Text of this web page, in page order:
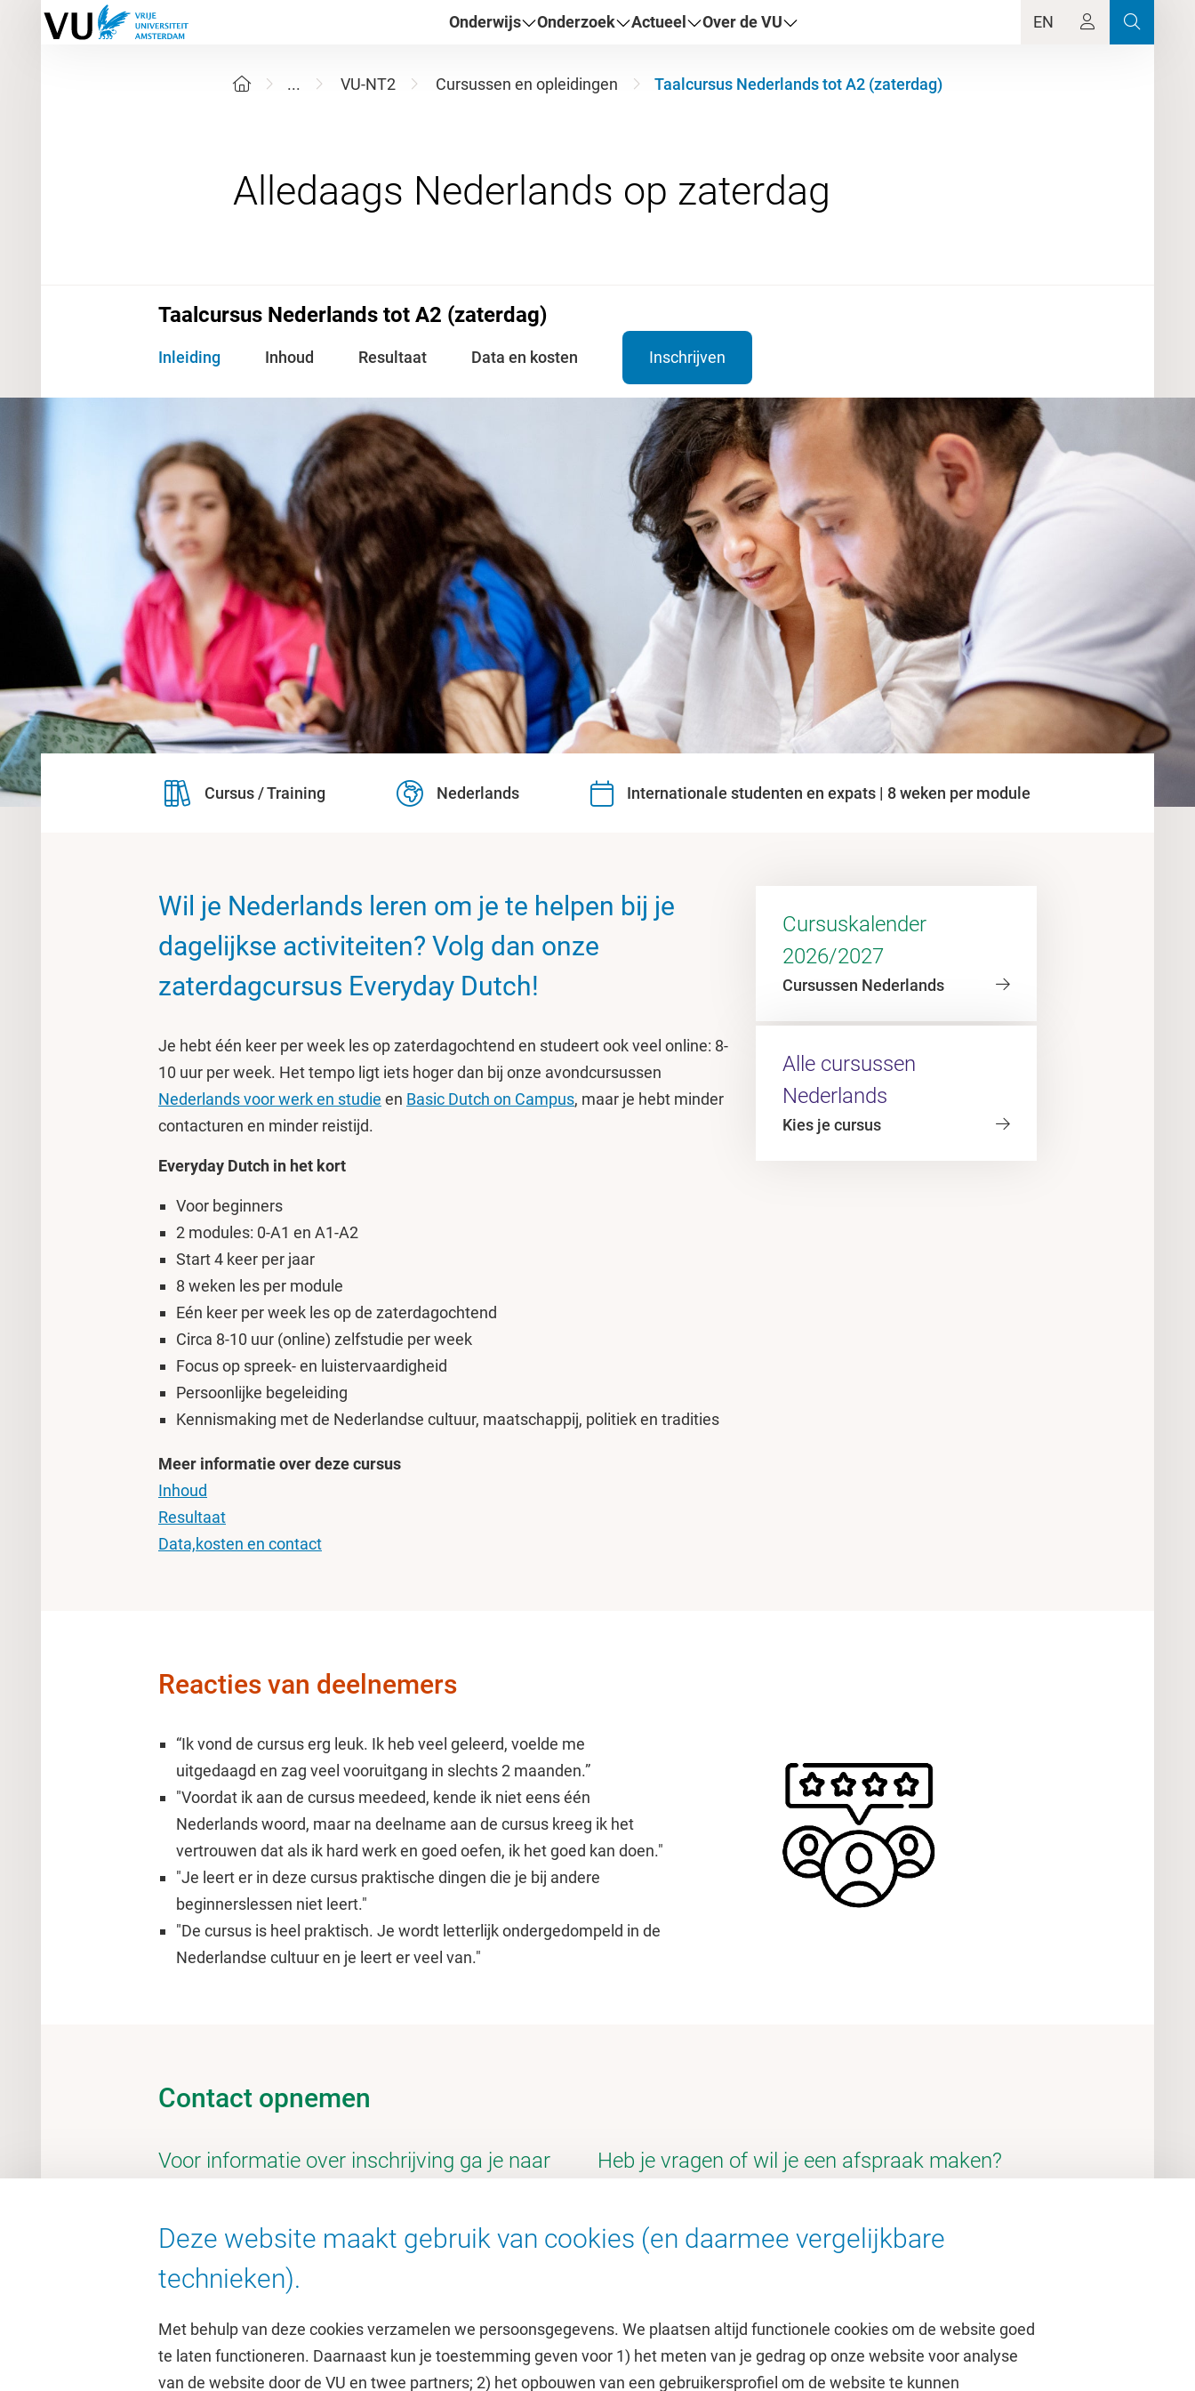
Onderwijs Onderzoek Actueel Over de VU EN
... VU-NT2 Cursussen en opleidingen Taalcursus Nederlands tot A2 (zaterdag)
Taalcursus Nederlands tot A2 (zaterdag)
Inleiding Inhoud Resultaat Data en kosten Inschrijven
Cursus / Training Nederlands Internationale studenten en expats | 8 weken per module
Wil je Nederlands leren om je te helpen bij je
dagelijkse activiteiten? Volg dan onze
zaterdagcursus Everyday Dutch!
Je hebt één keer per week les op zaterdagochtend en studeert ook veel online: 8-
10 uur per week. Het tempo ligt iets hoger dan bij onze avondcursussen
Nederlands voor werk en studie en Basic Dutch on Campus, maar je hebt minder
contacturen en minder reistijd.
Everyday Dutch in het kort
Voor beginners
2 modules: 0-A1 en A1-A2
Start 4 keer per jaar
8 weken les per module
Eén keer per week les op de zaterdagochtend
Circa 8-10 uur (online) zelfstudie per week
Focus op spreek- en luistervaardigheid
Persoonlijke begeleiding
Kennismaking met de Nederlandse cultuur, maatschappij, politiek en tradities
Meer informatie over deze cursus
Inhoud
Resultaat
Data,kosten en contact
Cursuskalender
2026/2027
Cursussen Nederlands
Alle cursussen
Nederlands
Kies je cursus
Reacties van deelnemers
“Ik vond de cursus erg leuk. Ik heb veel geleerd, voelde me
uitgedaagd en zag veel vooruitgang in slechts 2 maanden.”
"Voordat ik aan de cursus meedeed, kende ik niet eens één
Nederlands woord, maar na deelname aan de cursus kreeg ik het
vertrouwen dat als ik hard werk en goed oefen, ik het goed kan doen."
"Je leert er in deze cursus praktische dingen die je bij andere
beginnerslessen niet leert."
"De cursus is heel praktisch. Je wordt letterlijk ondergedompeld in de
Nederlandse cultuur en je leert er veel van."
Contact opnemen
Voor informatie over inschrijving ga je naar Heb je vragen of wil je een afspraak maken?
of bel +31 (0)20 5986398(ma-vr van 13.00 tot 15.00 uur)
Deze website maakt gebruik van cookies (en daarmee vergelijkbare
technieken).
Met behulp van deze cookies verzamelen we persoonsgegevens. We plaatsen altijd functionele cookies om de website goed
te laten functioneren. Daarnaast kun je toestemming geven voor 1) het meten van je gedrag op onze website voor analyse
van de website door de VU en twee partners; 2) het opbouwen van een gebruikersprofiel om de website te kunnen